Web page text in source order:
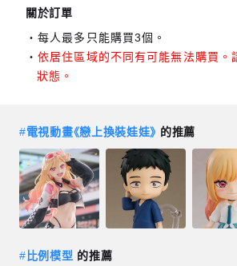
關於訂單
每人最多只能購買3個。
依居住區域的不同有可能無法購買。
狀態。
#電視動畫《戀上換裝娃娃》 的推薦
# 比例模型 的推薦